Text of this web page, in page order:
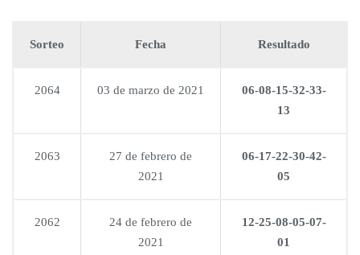
Sorteo Fecha Resultado
2064 03 de marzo de 2021
06-08-15-32-33-
13
2063
27 de febrero de
2021
06-17-22-30-42-
05
2062
24 de febrero de
2021
12-25-08-05-07-
01